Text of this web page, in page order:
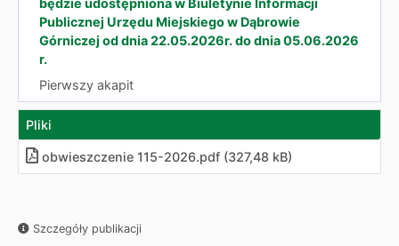
będzie udostępniona w Biuletynie Informacji
Publicznej Urzędu Miejskiego w Dąbrowie
Górniczej od dnia 22.05.2026r. do dnia 05.06.2026
r.
Pierwszy akapit
Pliki
obwieszczenie 115-2026.pdf (327,48 kB)
Szczegóły publikacji